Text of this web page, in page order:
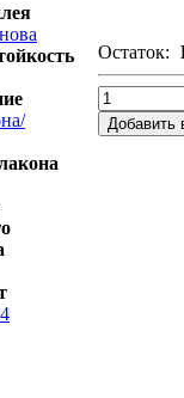
Остаток:
Добавить